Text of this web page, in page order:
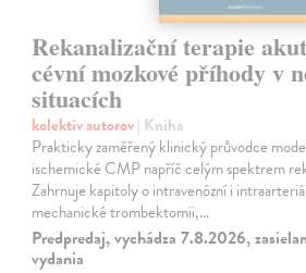
Rekanalizační terapie
cévní mozkové příhody v
situacích
kolektív autorov| Kniha
Prakticky zaměřený klinický průvodce
ischemické CMP napříč celým spektrem
Zahrnuje kapitoly o intravenózní i
mechanické trombektomii,…
Predpredaj, vychádza 7.8.2026,
vydania